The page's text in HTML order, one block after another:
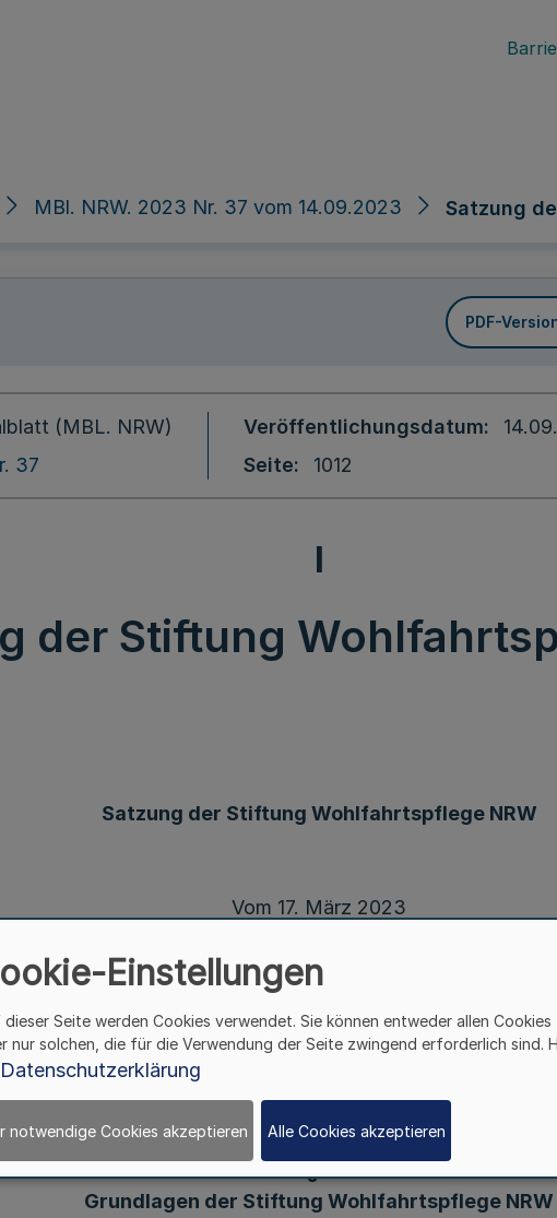
MBl. NRW. 2023 Nr. 37 vom 14.09.2023 Satzung
PDF-
(MBL. NRW)
37
Veröffentlichungsdatum
Seite
1012
I
der Stiftung
Satzung der Stiftung Wohlfahrtspflege NRW
Vom 17. März 2023
Teil 1
Organisation und Organe
§ 1
Grundlagen der Stiftung Wohlfahrtspflege NRW
Einstellungen
Seite werden Cookies verwendet. Sie können entweder allen Cookies
nur solchen, die für die Verwendung der Seite zwingend erforderlich sind.
Datenschutzerklärung
notwendige Cookies akzeptieren Alle Cookies akzeptieren